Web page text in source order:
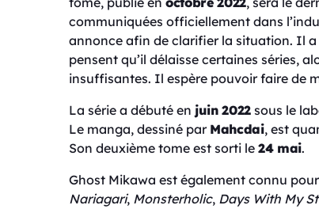
communiquées officiellement dans
annonce afin de clarifier la situation. Il
pensent qu’il délaisse certaines séries,
insuffisantes. Il espère pouvoir faire de
La série a débuté en juin 2022 sous le
Le manga, dessiné par Mahcdai, est
Son deuxième tome est sorti le 24 mai.
Ghost Mikawa est également connu
Nariagari, Monsterholic, Days With My